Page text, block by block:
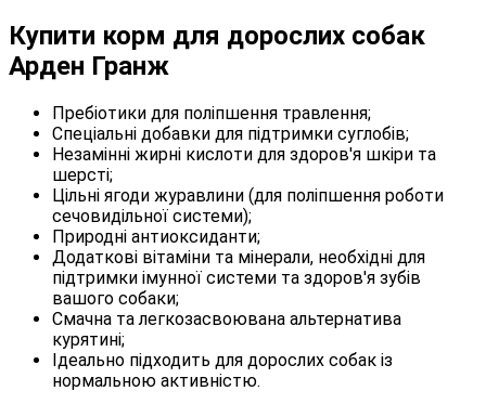
Купити корм для дорослих собак
Арден Гранж
Пребіотики для поліпшення травлення;
Спеціальні добавки для підтримки суглобів;
Незамінні жирні кислоти для здоров'я шкіри та
шерсті;
Цільні ягоди журавлини (для поліпшення роботи
сечовидільної системи);
Природні антиоксиданти;
Додаткові вітаміни та мінерали, необхідні для
підтримки імунної системи та здоров'я зубів
вашого собаки;
Смачна та легкозасвоювана альтернатива
курятині;
Ідеально підходить для дорослих собак із
нормальною активністю.